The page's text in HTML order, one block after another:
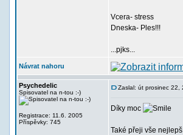
Vcera- stress
Dneska- Ples!!!
...pjks...
Návrat nahoru
Psychedelic
Spisovatel na n-tou :-)
Registrace: 11.6. 2005
Příspěvky: 745
Zaslal: út prosinec 22,
Díky moc
Také přeji vše